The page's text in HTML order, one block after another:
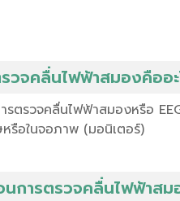
วจคลื่นไฟฟ้าสมองคืออะ
รตรวจคลื่นไฟฟ้าสมองหรือ
หรือในจอภาพ (มอนิเตอร์)
การตรวจคลื่นไฟฟ้าสม